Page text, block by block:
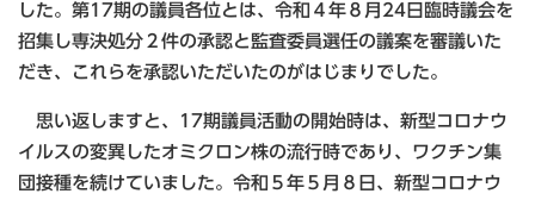
した。第17期の議員各位とは、令和４年８月24日臨時議会を
招集し専決処分２件の承認と監査委員選任の議案を審議いた
だき、これらを承認いただいたのがはじまりでした。
思い返しますと、17期議員活動の開始時は、新型コロナウ
イルスの変異したオミクロン株の流行時であり、ワクチン集
団接種を続けていました。令和５年５月８日、新型コロナウ